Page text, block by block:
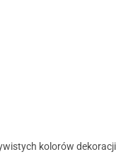
kolorów